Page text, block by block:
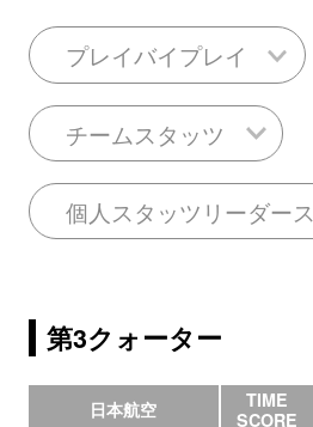
プレイバイプレイ
チームスタッツ
個人スタッツリーダース
第3クォーター
日本航空
TIME
SCORE